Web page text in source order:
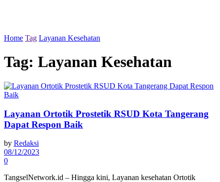
Home Tag Layanan Kesehatan
Tag: Layanan Kesehatan
Layanan Ortotik Prostetik RSUD Kota Tangerang
Dapat Respon Baik
by Redaksi
08/12/2023
0
TangselNetwork.id – Hingga kini, Layanan kesehatan Ortotik